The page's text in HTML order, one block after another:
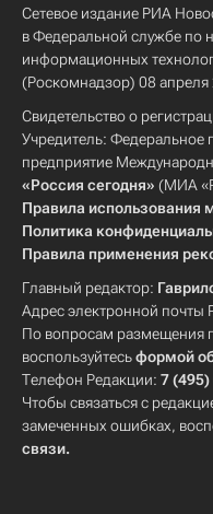
Сетевое издание РИА
в Федеральной службе по
информационных
(Роскомнадзор) 08 апреля
Свидетельство о
Учредитель: Федеральное
предприятие
«Россия сегодня» (МИА
Правила использования
Политика
Правила применения
Главный редактор:
Адрес электронной почты
По вопросам размещения
воспользуйтесьформой
Телефон Редакции: 7 (495)
Чтобы связаться с
замеченных ошибках,
связи.